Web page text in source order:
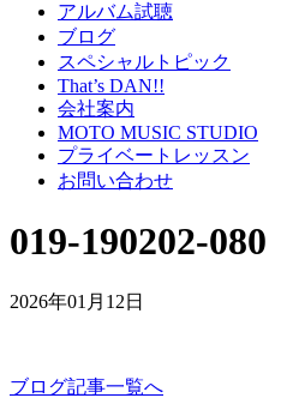
アルバム試聴
ブログ
スペシャルトピック
That’s DAN!!
会社案内
MOTO MUSIC STUDIO
プライベートレッスン
お問い合わせ
019-190202-080
2026年01月12日
ブログ記事一覧へ